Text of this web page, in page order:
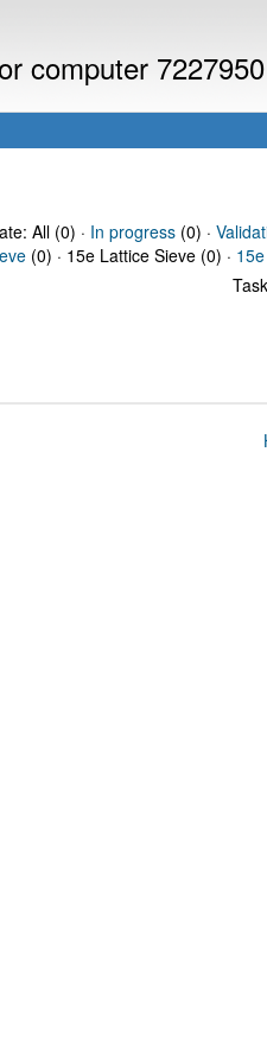
computer 7227950
All (0) · In progress(0) ·
(0) · 15e Lattice Sieve (0) ·